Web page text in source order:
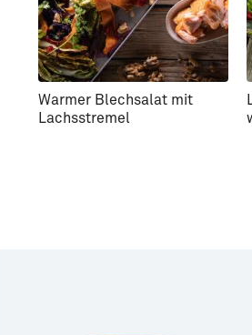
Warmer Blechsalat mit
Lachsstremel